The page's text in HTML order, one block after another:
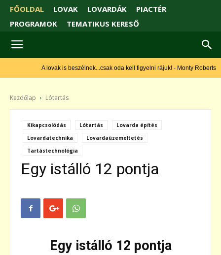
FŐOLDAL LOVAK LOVARDÁK
PIACTÉR
PROGRAMOK
TEMATIKUS KERESŐ
A lovak is beszélnek...csak oda kell figyelni rájuk! - Monty Roberts
Kezdőlap Lótartás
Kikapcsolódás Lótartás
Lovarda építés
Lovardatechnika
Lovardaüzemeltetés
Tartástechnológia
Egy istálló 12 pontja
Egy istálló 12 pontja